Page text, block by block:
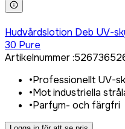
Hudvårdslotion Deb UV-
30 Pure
Artikelnummer:526736
•Professionellt UV-
•Mot industriella
•Parfym- och färgfri